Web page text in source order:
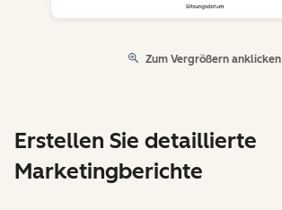
Zum Vergrößern anklicken
Erstellen Sie detaillierte
Marketingberichte